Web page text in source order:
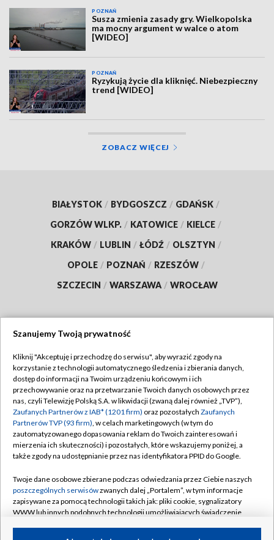
POZNAŃ
Susza zmienia zasady gry. Wielkopolska
ma mocny argument w walce o atom
[WIDEO]
POZNAŃ
Ryzykują życie dla kliknięć. Niebezpieczny
trend [WIDEO]
ZOBACZ WIĘCEJ
BIAŁYSTOK / BYDGOSZCZ / GDAŃSK /
GORZÓW WLKP. / KATOWICE / KIELCE /
KRAKÓW / LUBLIN / ŁÓDŹ / OLSZTYN /
OPOLE / POZNAŃ / RZESZÓW /
SZCZECIN / WARSZAWA / WROCŁAW
TVP
Abonament TVP
Emisja w TVP
Centrum informacji TVP
Naziemna Telewizja Cyfrowa
Rada Programowa
System NOS
Informacje o nadawcy
Regulamin TVP
Polityka prywatności
Moje zgody
Pomoc
Kontakt
Kanały
Szanujemy Twoją prywatność
Kliknij "Akceptuję i przechodzę do serwisu", aby wyrazić zgody na
korzystanie z technologii automatycznego śledzenia i zbierania danych,
dostęp do informacji na Twoim urządzeniu końcowym i ich
przechowywanie oraz na przetwarzanie Twoich danych osobowych przez
nas, czyli Telewizję Polską S.A. w likwidacji (zwaną dalej również „TVP”),
Zaufanych Partnerów z IAB* (1201 firm) oraz pozostałych Zaufanych
Partnerów TVP (93 firm), w celach marketingowych (w tym do
zautomatyzowanego dopasowania reklam do Twoich zainteresowań i
mierzenia ich skuteczności) i pozostałych, które wskazujemy poniżej, a
także zgody na udostępnianie przez nas identyfikatora PPID do Google.
Twoje dane osobowe zbierane podczas odwiedzania przez Ciebie naszych
poszczególnych serwisówzwanych dalej „Portalem”, w tym informacje
zapisywane za pomocą technologii takich jak: pliki cookie, sygnalizatory
WWW lub innych podobnych technologii umożliwiających świadczenie